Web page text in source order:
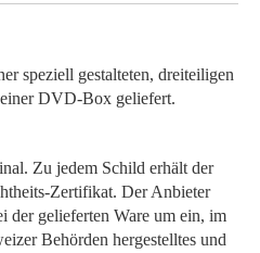
speziell gestalteten, dreiteiligen
DVD-Box geliefert.
Zu jedem Schild erhält der
Zertifikat. Der Anbieter
der gelieferten Ware um ein, im
Behörden hergestelltes und